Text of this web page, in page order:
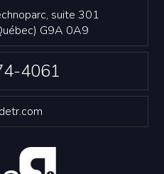
suite 301
G9A 0A9
4061